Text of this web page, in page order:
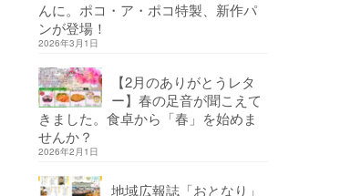
んに。ポコ・ア・ポコ特製、新作パ
ンが登場！
2026年3月1日
【2月のありがとうレタ
ー】春の足音が聞こえて
きました。食卓から「春」を始めま
せんか？
2026年2月1日
地域広報誌「おとなり」